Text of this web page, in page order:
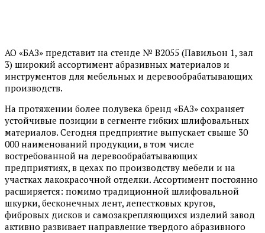
АО «БАЗ» представит на стенде № B2055 (Павильон 1, зал
3) широкий ассортимент абразивных материалов и
инструментов для мебельных и деревообрабатывающих
производств.
На протяжении более полувека бренд «БАЗ» сохраняет
устойчивые позиции в сегменте гибких шлифовальных
материалов. Сегодня предприятие выпускает свыше 30
000 наименований продукции, в том числе
востребованной на деревообрабатывающих
предприятиях, в цехах по производству мебели и на
участках лакокрасочной отделки. Ассортимент постоянно
расширяется: помимо традиционной шлифовальной
шкурки, бесконечных лент, лепестковых кругов,
фибровых дисков и самозакрепляющихся изделий завод
активно развивает направление твердого абразивного